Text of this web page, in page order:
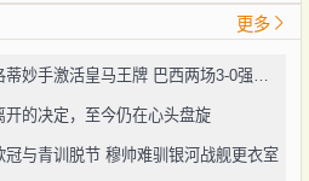
更多
的决定，至今仍在心头盘旋
与青训脱节 穆帅难驯银河战舰更衣室